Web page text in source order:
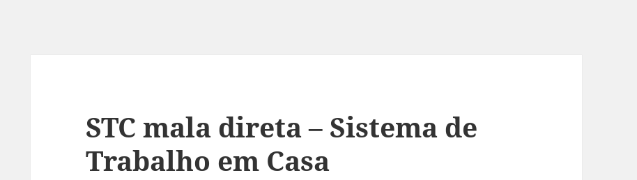
STC mala direta – Sistema de
Trabalho em Casa